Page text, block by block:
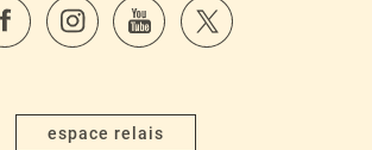
espace relais